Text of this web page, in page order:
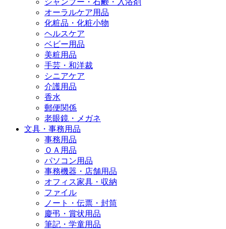
シャンプー・石鹸・入浴剤
オーラルケア用品
化粧品・化粧小物
ヘルスケア
ベビー用品
美粧用品
手芸・和洋裁
シニアケア
介護用品
香水
郵便関係
老眼鏡・メガネ
文具・事務用品
事務用品
ＯＡ用品
パソコン用品
事務機器・店舗用品
オフィス家具・収納
ファイル
ノート・伝票・封筒
慶弔・賞状用品
筆記・学童用品